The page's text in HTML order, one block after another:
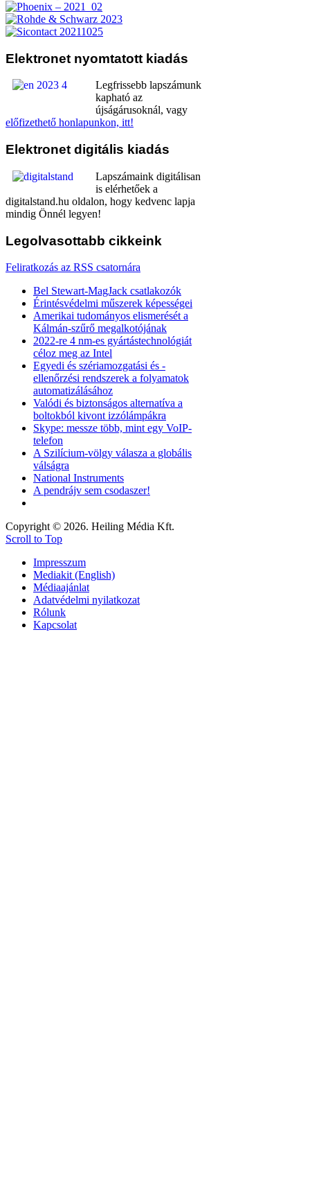
Elektronet nyomtatott kiadás
Legfrissebb lapszámunk
kapható az
újságárusoknál, vagy
előfizethető honlapunkon, itt!
Elektronet digitális kiadás
Lapszámaink digitálisan
is elérhetőek a
digitalstand.hu oldalon, hogy kedvenc lapja
mindig Önnél legyen!
Legolvasottabb cikkeink
Feliratkozás az RSS csatornára
Bel Stewart-MagJack csatlakozók
Érintésvédelmi műszerek képességei
Amerikai tudományos elismerését a
Kálmán-szűrő megalkotójának
2022-re 4 nm-es gyártástechnológiát
céloz meg az Intel
Egyedi és szériamozgatási és -
ellenőrzési rendszerek a folyamatok
automatizálásához
Valódi és biztonságos alternatíva a
boltokból kivont izzólámpákra
Skype: messze több, mint egy VoIP-
telefon
A Szilícium-völgy válasza a globális
válságra
National Instruments
A pendrájv sem csodaszer!
Copyright © 2026. Heiling Média Kft.
Scroll to Top
Impresszum
Mediakit (English)
Médiaajánlat
Adatvédelmi nyilatkozat
Rólunk
Kapcsolat